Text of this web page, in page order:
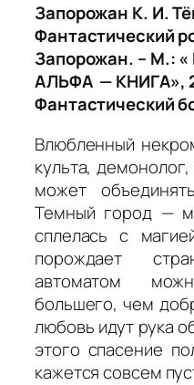
Запорожан К. И.
Фантастический
Запорожан. – М.: «
АЛЬФА — КНИГА»,
Фантастический
Влюбленный
культа,
может
Темный город —
сплелась с
порождает
автоматом
большего, чем
любовь идут рука
этого спасение
кажется совсем